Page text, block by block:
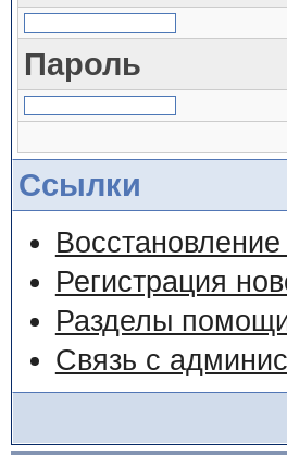
Пароль
Ссылки
Регистрация
Разделы
Связь с